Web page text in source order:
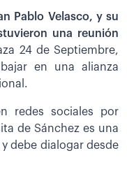
Pablo Velasco, y su
una reunión
24 de Septiembre,
en una alianza
redes sociales por
de Sánchez es una
debe dialogar desde